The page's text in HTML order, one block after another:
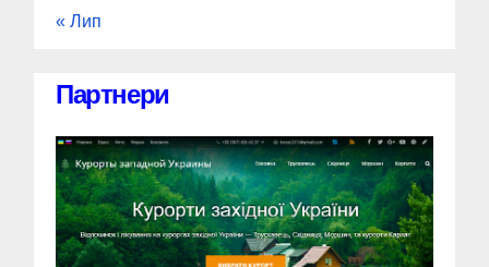
« Лип
Партнери